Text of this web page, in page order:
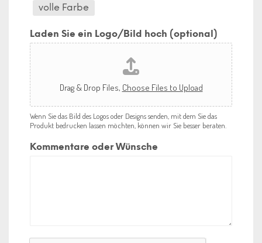
volle Farbe
Laden Sie ein Logo/Bild hoch (optional)
Drag & Drop Files, Choose Files to Upload
Wenn Sie das Bild des Logos oder Designs senden, mit dem Sie das
Produkt bedrucken lassen möchten, können wir Sie besser beraten.
Kommentare oder Wünsche